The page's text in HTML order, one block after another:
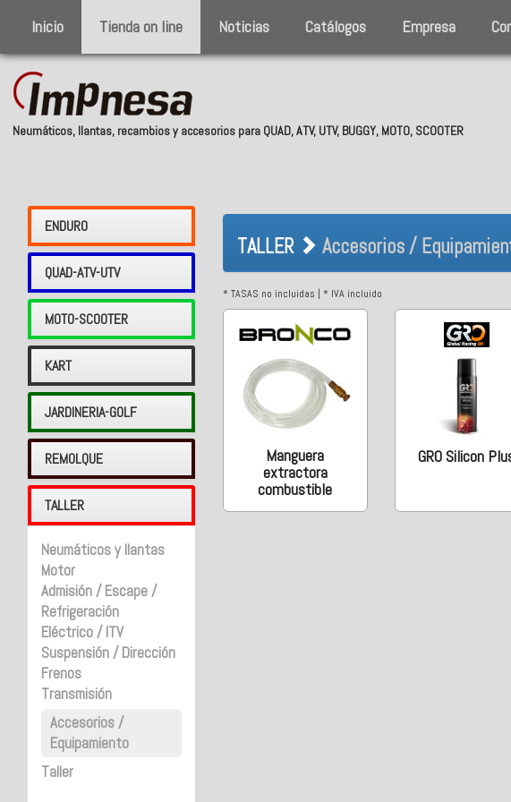
Inicio Tienda on line Noticias Catálogos Empresa
Neumáticos, llantas, recambios y accesorios para QUAD, ATV, UTV, BUGGY, MOTO, SCOOTER
ENDURO
QUAD-ATV-UTV
MOTO-SCOOTER
KART
JARDINERIA-GOLF
REMOLQUE
TALLER
Neumáticos y llantas
Motor
Admisión / Escape /
Refrigeración
Eléctrico / ITV
Suspensión / Dirección
Frenos
Transmisión
Accesorios /
Equipamiento
Taller
TALLER Accesorios /
TALLER Accesorios /
* TASAS no incluidas | * IVA incluido
Manguera
extractora
combustible
GRO Silicon